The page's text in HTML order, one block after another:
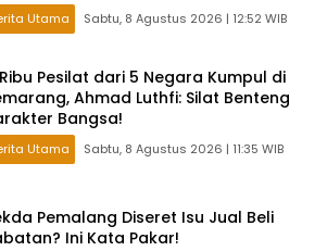
Utama Sabtu, 8 Agustus 2026 | 12:52 WIB
Ribu Pesilat dari 5 Negara Kumpul di
Ahmad Luthfi: Silat Benteng
Bangsa!
Utama Sabtu, 8 Agustus 2026 | 11:35 WIB
Pemalang Diseret Isu Jual Beli
Ini Kata Pakar!